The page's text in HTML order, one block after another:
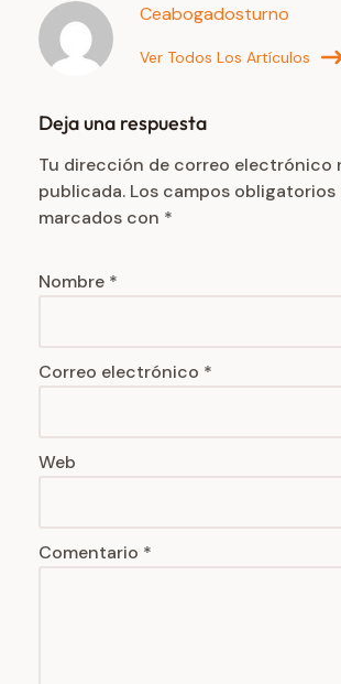
Ceabogadosturno
Ver Todos Los Artículos
Deja una respuesta
Tu dirección de correo electrónico
publicada. Los campos obligatorios
marcados con *
Nombre *
Correo electrónico *
Web
Comentario *